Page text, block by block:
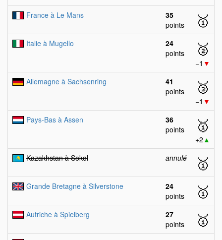
France à Le Mans
35
points
🥇
Italie à Mugello
24
points
🥈
−1 ▼
Allemagne à Sachsenring
41
points
🥉
−1 ▼
Pays-Bas à Assen
36
points
🥇
+2 ▲
Kazakhstan à Sokol
annulé 🥇
Grande Bretagne à Silverstone
24
points
🥇
Autriche à Spielberg
27
points
🥇